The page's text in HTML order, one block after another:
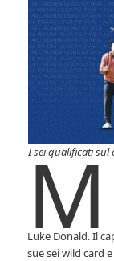
I sei qualificati sul
M
Luke Donald. Il
sue sei wild card